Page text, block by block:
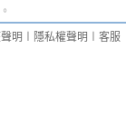
明 隱私權聲明 客服